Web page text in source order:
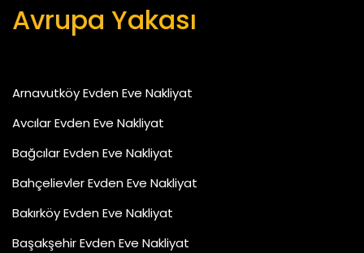
Avrupa Yakası
Arnavutköy Evden Eve Nakliyat
Avcılar Evden Eve Nakliyat
Bağcılar Evden Eve Nakliyat
Bahçelievler Evden Eve Nakliyat
Bakırköy Evden Eve Nakliyat
Başakşehir Evden Eve Nakliyat